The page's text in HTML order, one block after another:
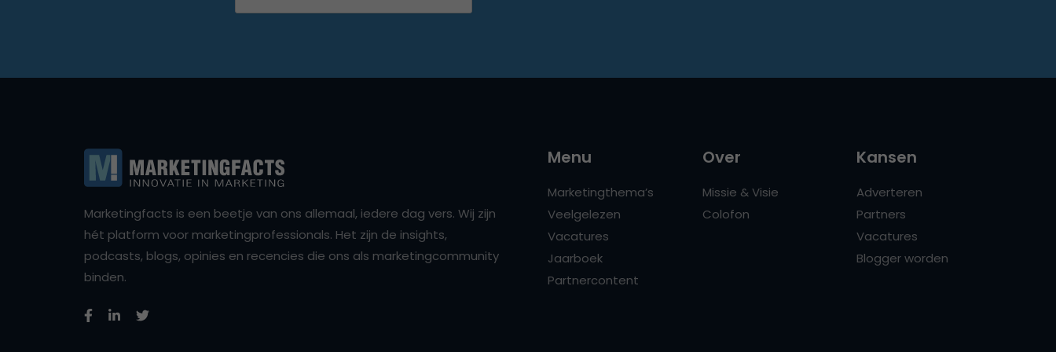
Marketingfacts is een beetje van ons allemaal, iedere dag vers. Wij zijn
hét platform voor marketingprofessionals. Het zijn de insights,
podcasts, blogs, opinies en recencies die ons als marketingcommunity
binden.
Menu
Marketingthema’s
Veelgelezen
Vacatures
Jaarboek
Partnercontent
Over
Missie & Visie
Colofon
Kansen
Adverteren
Partners
Vacatures
Blogger worden